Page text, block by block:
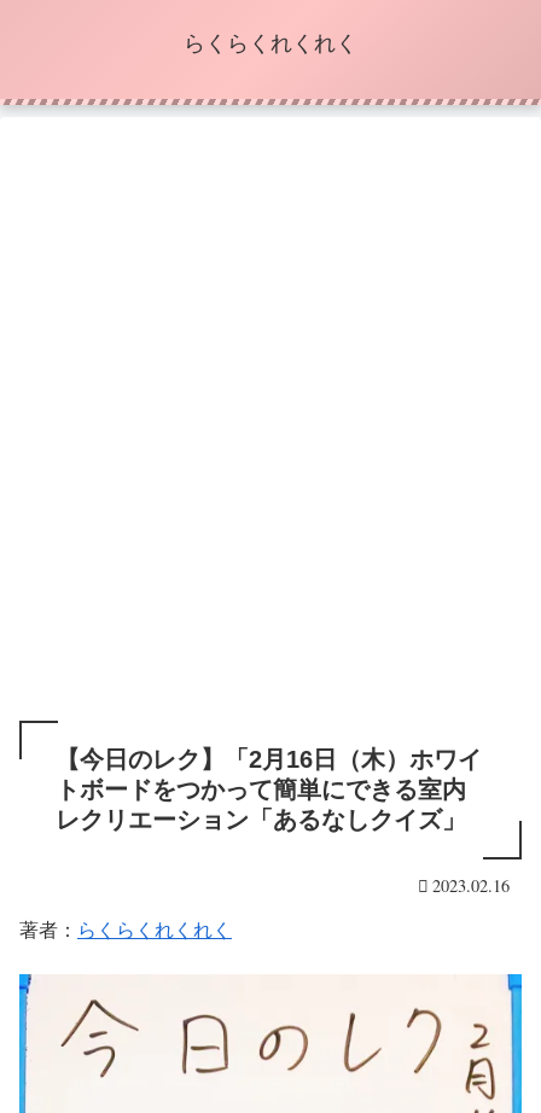
らくらくれくれく
【今日のレク】「2月16日（木）ホワイ
トボードをつかって簡単にできる室内
レクリエーション「あるなしクイズ」
2023.02.16
著者： らくらくれくれく